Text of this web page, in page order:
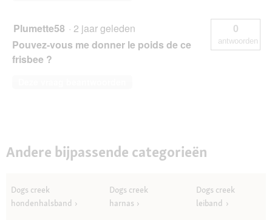
Plumette58 · 2 jaar geleden
Pouvez-vous me donner le poids de ce
frisbee ?
0
antwoorden
Andere bijpassende categorieën
Dogs creek
hondenhalsband
Dogs creek
harnas
Dogs creek
leiband